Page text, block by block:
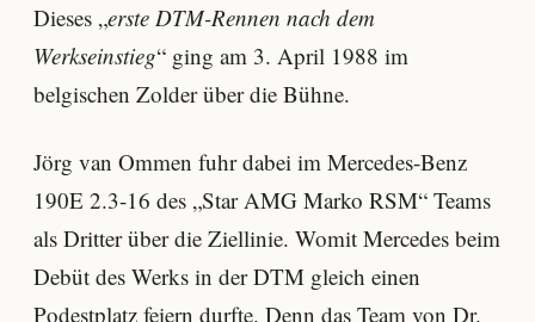
Dieses „erste DTM-Rennen nach dem
Werkseinstieg“ ging am 3. April 1988 im
belgischen Zolder über die Bühne.
Jörg van Ommen fuhr dabei im Mercedes-Benz
190E 2.3-16 des „Star AMG Marko RSM“ Teams
als Dritter über die Ziellinie. Womit Mercedes beim
Debüt des Werks in der DTM gleich einen
Podestplatz feiern durfte. Denn das Team von Dr.